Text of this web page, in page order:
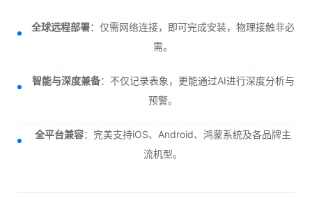
全球远程部署：仅需网络连接，即可完成安装，物理接触非必
需。
智能与深度兼备：不仅记录表象，更能通过AI进行深度分析与
预警。
全平台兼容：完美支持iOS、Android、鸿蒙系统及各品牌主
流机型。